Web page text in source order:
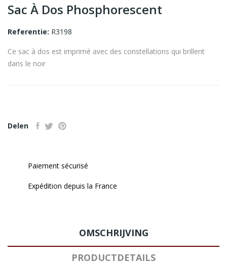
Sac À Dos Phosphorescent
Referentie: R3198
Ce sac à dos est imprimé avec des constellations qui brillent
dans le noir
Delen
Paiement sécurisé
Expédition depuis la France
OMSCHRIJVING
PRODUCTDETAILS